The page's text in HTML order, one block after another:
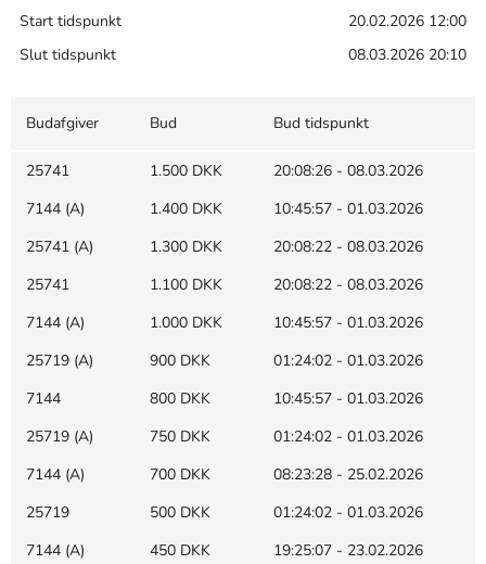
Start tidspunkt
20.02.2026 12:00
Slut tidspunkt
08.03.2026 20:10
Budafgiver Bud Bud tidspunkt
25741 1.500 DKK
20:08:26 - 08.03.2026
7144 (A)
1.400 DKK
10:45:57 - 01.03.2026
25741 (A)
1.300 DKK
20:08:22 - 08.03.2026
25741
1.100 DKK
20:08:22 - 08.03.2026
7144 (A)
1.000 DKK
10:45:57 - 01.03.2026
25719 (A)
900 DKK
01:24:02 - 01.03.2026
7144
800 DKK
10:45:57 - 01.03.2026
25719 (A)
750 DKK
01:24:02 - 01.03.2026
7144 (A)
700 DKK
08:23:28 - 25.02.2026
25719
500 DKK
01:24:02 - 01.03.2026
7144 (A)
450 DKK
19:25:07 - 23.02.2026